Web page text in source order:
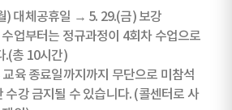
) 대체공휴일 → 5. 29.(금) 보강
업부터는 정규과정이 4회차 수업으로
.(총 10시간)
육 종료일까지까지 무단으로 미참석
수강 금지될 수 있습니다. (콜센터로 사